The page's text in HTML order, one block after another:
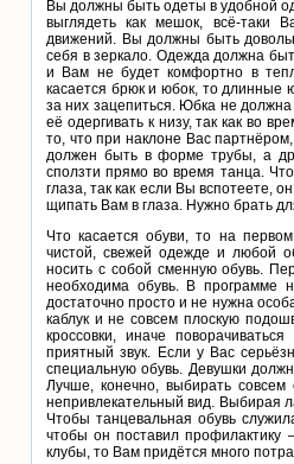
Вы должны быть одеты в удобной
выглядеть как мешок, всё-
движений. Вы должны быть
себя в зеркало. Одежда должна
и Вам не будет комфортно в
касается брюк и юбок, то длинные
за них зацепиться. Юбка не
её одергивать к низу, так как во
то, что при наклоне Вас
должен быть в форме трубы, а
сползти прямо во время танца.
глаза, так как если Вы вспотеете,
щипать Вам в глаза. Нужно брать
Что касается обуви, то на
чистой, свежей одежде и любой
носить с собой сменную обувь.
необходима обувь. В программе
достаточно просто и не нужна
каблук и не совсем плоскую
кроссовки, иначе
приятный звук. Если у Вас
специальную обувь. Девушки
Лучше, конечно, выбирать
непривлекательный вид. Выбирая
Чтобы танцевальная обувь
чтобы он поставил профилактику
клубы, то Вам придётся много